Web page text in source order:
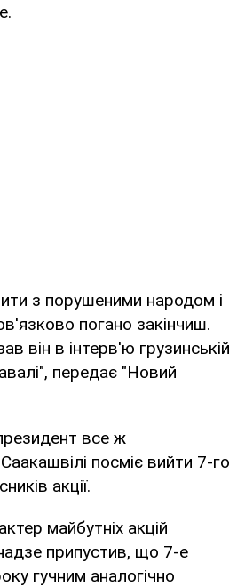
з порушеними народом і
погано закінчиш.
він в інтерв'ю грузинській
передає "Новий
все ж
посміє вийти 7-го
акції.
майбутніх акцій
припустив, що 7-е
гучним аналогічно